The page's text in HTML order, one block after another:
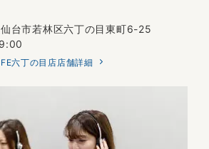
台市若林区六丁の目東町6-25
六丁の目店店舗詳細